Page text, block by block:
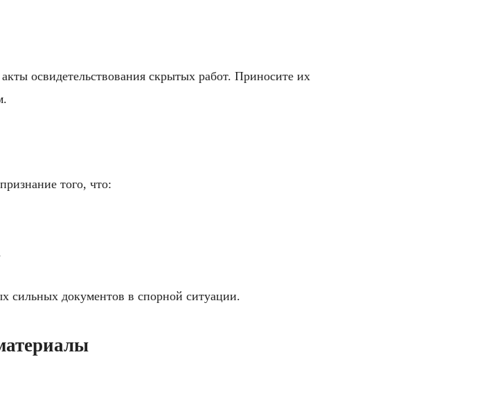
освидетельствования скрытых работ. Приносите их
того, что:
сильных документов в спорной ситуации.